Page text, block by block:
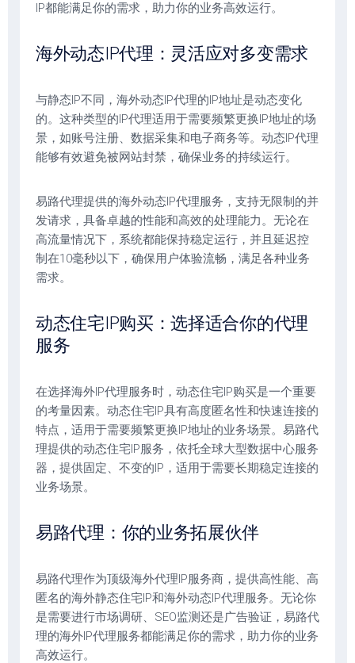
IP都能满足你的需求，助力你的业务高效运行。
海外动态IP代理：灵活应对多变需求
与静态IP不同，海外动态IP代理的IP地址是动态变化
的。这种类型的IP代理适用于需要频繁更换IP地址的场
景，如账号注册、数据采集和电子商务等。动态IP代理
能够有效避免被网站封禁，确保业务的持续运行。
易路代理提供的海外动态IP代理服务，支持无限制的并
发请求，具备卓越的性能和高效的处理能力。无论在
高流量情况下，系统都能保持稳定运行，并且延迟控
制在10毫秒以下，确保用户体验流畅，满足各种业务
需求。
动态住宅IP购买：选择适合你的代理
服务
在选择海外IP代理服务时，动态住宅IP购买是一个重要
的考量因素。动态住宅IP具有高度匿名性和快速连接的
特点，适用于需要频繁更换IP地址的业务场景。易路代
理提供的动态住宅IP服务，依托全球大型数据中心服务
器，提供固定、不变的IP，适用于需要长期稳定连接的
业务场景。
易路代理：你的业务拓展伙伴
易路代理作为顶级海外代理IP服务商，提供高性能、高
匿名的海外静态住宅IP和海外动态IP代理服务。无论你
是需要进行市场调研、SEO监测还是广告验证，易路代
理的海外IP代理服务都能满足你的需求，助力你的业务
高效运行。